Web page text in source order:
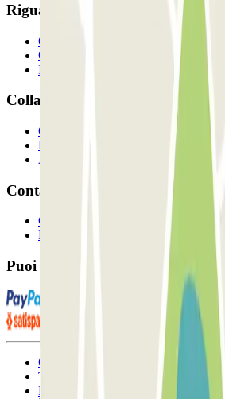
Riguardo a Parclcik
Chi siamo
Come funziona?
I Nostri Parcheggi
Collaboriamo?
Collaboratori
Proprietari di parcheggio
Affiliati
Contatto
Contattaci
FAQ
Puoi utilizzare questi metodi di
Condizioni contrattuali e di utilizzo
Termini di cancellazione
Politica sui cookies